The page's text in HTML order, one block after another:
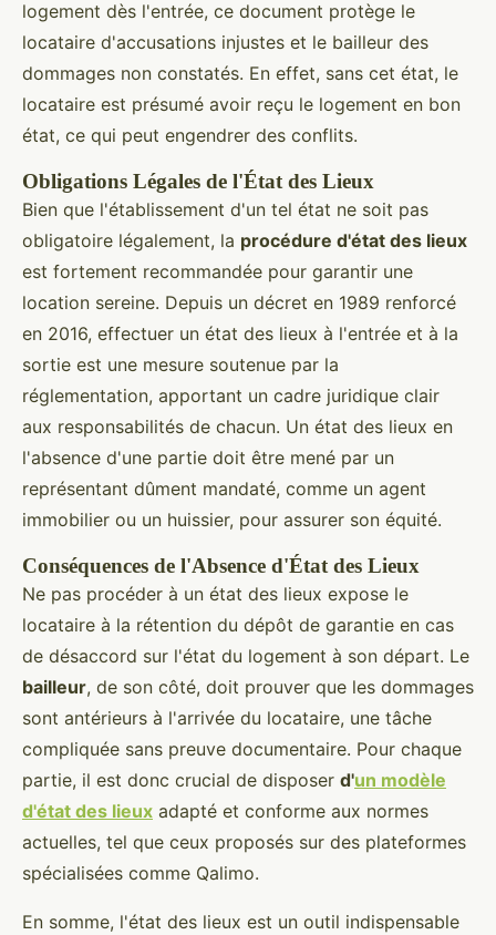
logement dès l'entrée, ce document protège le
locataire d'accusations injustes et le bailleur des
dommages non constatés. En effet, sans cet état, le
locataire est présumé avoir reçu le logement en bon
état, ce qui peut engendrer des conflits.
Obligations Légales de l'État des Lieux
Bien que l'établissement d'un tel état ne soit pas
obligatoire légalement, la procédure d'état des lieux
est fortement recommandée pour garantir une
location sereine. Depuis un décret en 1989 renforcé
en 2016, effectuer un état des lieux à l'entrée et à la
sortie est une mesure soutenue par la
réglementation, apportant un cadre juridique clair
aux responsabilités de chacun. Un état des lieux en
l'absence d'une partie doit être mené par un
représentant dûment mandaté, comme un agent
immobilier ou un huissier, pour assurer son équité.
Conséquences de l'Absence d'État des Lieux
Ne pas procéder à un état des lieux expose le
locataire à la rétention du dépôt de garantie en cas
de désaccord sur l'état du logement à son départ. Le
bailleur, de son côté, doit prouver que les dommages
sont antérieurs à l'arrivée du locataire, une tâche
compliquée sans preuve documentaire. Pour chaque
partie, il est donc crucial de disposer d'un modèle
d'état des lieux adapté et conforme aux normes
actuelles, tel que ceux proposés sur des plateformes
spécialisées comme Qalimo.
En somme, l'état des lieux est un outil indispensable